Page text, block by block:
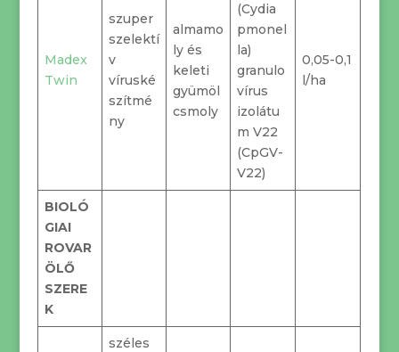
Madex
Twin
szuper
szelektí
v
víruské
szítmé
ny
almamo
ly és
keleti
gyümöl
csmoly
(Cydia
pmonel
la)
granulo
vírus
izolátu
m V22
(CpGV-
V22)
0,05-0,1
l/ha
BIOLÓ
GIAI
ROVAR
ÖLŐ
SZERE
K
széles